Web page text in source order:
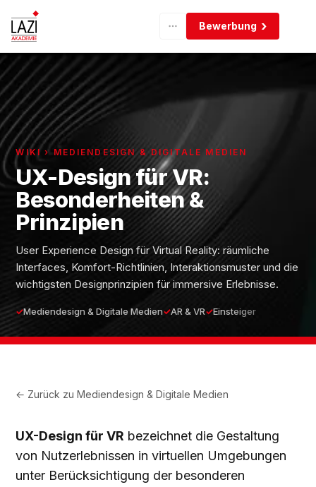
Bewerbung
WIKI › MEDIENDESIGN & DIGITALE MEDIEN
UX-Design für VR:
Besonderheiten &
Prinzipien
User Experience Design für Virtual Reality: räumliche
Interfaces, Komfort-Richtlinien, Interaktionsmuster und die
wichtigsten Designprinzipien für immersive Erlebnisse.
Mediendesign & Digitale Medien AR & VR Einsteiger
← Zurück zuMediendesign & Digitale Medien
UX-Design für VR bezeichnet die Gestaltung
von Nutzerlebnissen in virtuellen Umgebungen
unter Berücksichtigung der besonderen